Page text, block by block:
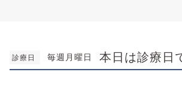
診療日 毎週月曜日 本日は診療日